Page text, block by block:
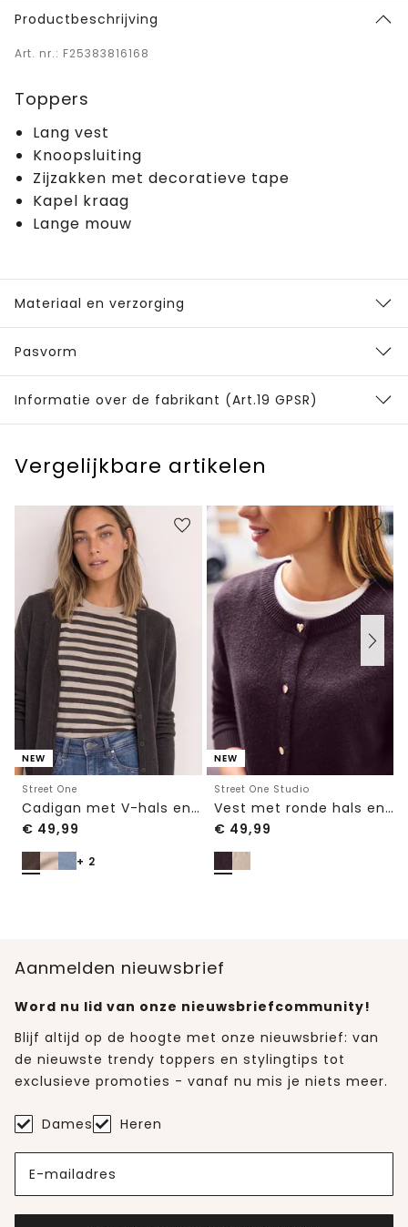
Productbeschrijving
Art. nr.: F25383816168
Toppers
Lang vest
Knoopsluiting
Zijzakken met decoratieve tape
Kapel kraag
Lange mouw
Materiaal en verzorging
Pasvorm
Informatie over de fabrikant (Art.19 GPSR)
Vergelijkbare artikelen
NEW
Street One
Cadigan met V-hals en knoopsluiting
€ 49,99
+ 2
NEW
Street One Studio
Vest met ronde hals en knopen
€ 49,99
Aanmelden nieuwsbrief
Word nu lid van onze nieuwsbriefcommunity!
Blijf altijd op de hoogte met onze nieuwsbrief: van
de nieuwste trendy toppers en stylingtips tot
exclusieve promoties - vanaf nu mis je niets meer.
Dames Heren
E-mailadres